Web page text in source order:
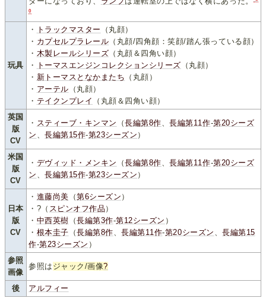
0
玩具
・ トラックマスター
（丸顔）
・ カプセルプラレール （丸顔/四角顔：笑顔/踏ん張っている顔）
・ 木製レールシリーズ （丸顔＆四角い顔）
・
トーマスエンジンコレクションシリーズ （丸顔）
・ 新トーマスとなかまたち （丸顔）
・ アーテル （丸顔）
・ テイクンプレイ
（丸顔＆四角い顔）
英国
版
CV
・ スティーブ・キンマン （長編第8作 、長編第11作-第20シーズ
ン
、長編第15作-第23シーズン ）
米国
版
CV
・ デヴィッド・メンキン （長編第8作 、長編第11作-第20シーズ
ン
、長編第15作-第23シーズン ）
日本
版
CV
・ 進藤尚美 （第6シーズン ）
・?（ スピンオフ作品 ）
・ 中西英樹 （長編第3作-第12シーズン ）
・ 根本圭子 （長編第8作 、長編第11作-第20シーズン 、長編第15
作-第23シーズン ）
参照
画像
参照は ジャック/画像?
後 アルフィー